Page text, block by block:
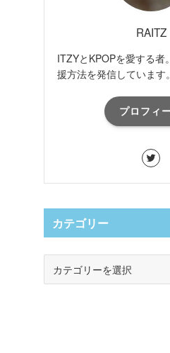
RAITZ
ITZYとKPOPを愛する者
援方法を発信しています。
プロフィ
カテゴリー